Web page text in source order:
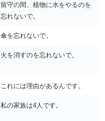
留守の間、植物に水をやるのを
忘れないで。
傘を忘れないで。
火を消すのを忘れないで。
これには理由があるんです。
私の家族は4人です。